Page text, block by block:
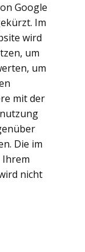
Google
Im
wird
um
um
mit der
Die im
Ihrem
nicht